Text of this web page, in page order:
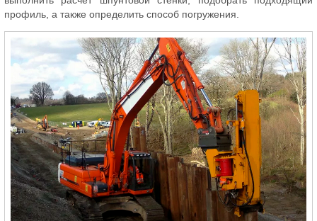
профиль, а также определить способ погружения.